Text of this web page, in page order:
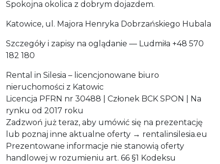
Spokojna okolica z dobrym dojazdem.
Katowice, ul. Majora Henryka Dobrzańskiego Hubala
Szczegóły i zapisy na oglądanie — Ludmiła +48 570
182 180
Rental in Silesia – licencjonowane biuro
nieruchomości z Katowic
Licencja PFRN nr 30488 | Członek BCK SPON | Na
rynku od 2017 roku
Zadzwoń już teraz, aby umówić się na prezentację
lub poznaj inne aktualne oferty → rentalinsilesia.eu
Prezentowane informacje nie stanowią oferty
handlowej w rozumieniu art. 66 §1 Kodeksu